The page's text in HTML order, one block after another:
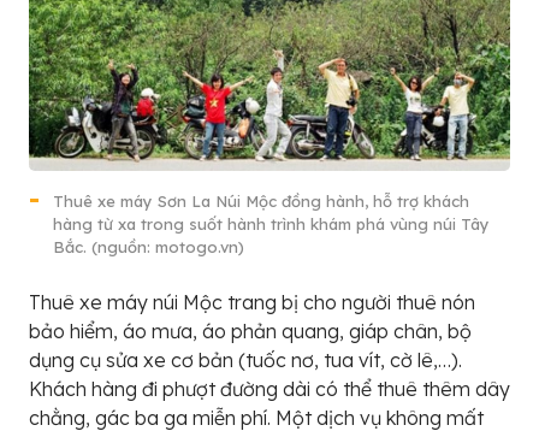
Thuê xe máy Sơn La Núi Mộc đồng hành, hỗ trợ khách
hàng từ xa trong suốt hành trình khám phá vùng núi Tây
Bắc. (nguồn: motogo.vn)
Thuê xe máy núi Mộc trang bị cho người thuê nón
bảo hiểm, áo mưa, áo phản quang, giáp chân, bộ
dụng cụ sửa xe cơ bản (tuốc nơ, tua vít, cờ lê,…).
Khách hàng đi phượt đường dài có thể thuê thêm dây
chằng, gác ba ga miễn phí. Một dịch vụ không mất